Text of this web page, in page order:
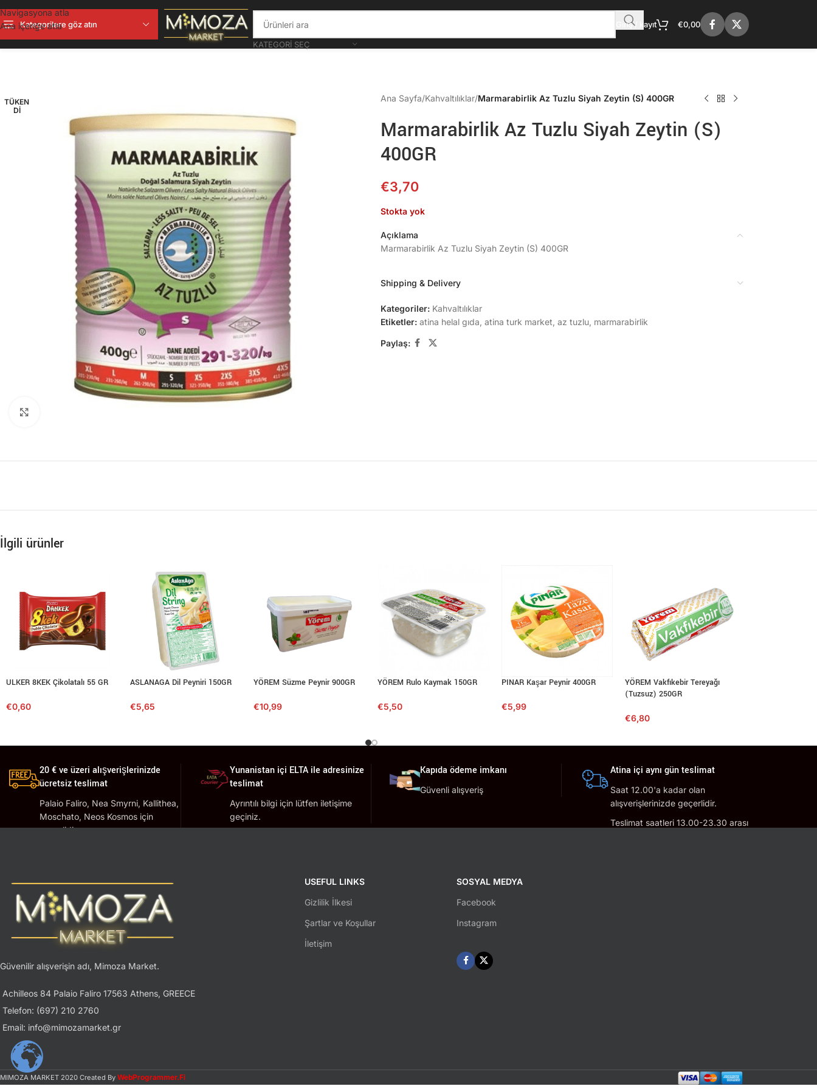
Navigasyona atla
Ana içeriğe atla
Kategorilere göz atın
KATEGORI SEÇ
Giriş / kayıt €0,00
TÜKEN
DI
Ana Sayfa/Kahvaltılıklar/Marmarabirlik Az Tuzlu Siyah Zeytin (S) 400GR
Marmarabirlik Az Tuzlu Siyah Zeytin (S)
400GR
€3,70
Stokta yok
Açıklama
Marmarabirlik Az Tuzlu Siyah Zeytin (S) 400GR
Shipping & Delivery
Kategoriler: Kahvaltılıklar
Etiketler: atina helal gıda atina turk market az tuzlu, marmarabirlik
Paylaş:
İlgili ürünler
ULKER 8KEK Çikolatalı 55 GR
€0,60
ASLANAGA Dil Peyniri 150GR
€5,65
YÖREM Süzme Peynir 900GR
€10,99
YÖREM Rulo Kaymak 150GR
€5,50
PINAR Kaşar Peynir 400GR
€5,99
YÖREM Vakfıkebir Tereyağı
(Tuzsuz) 250GR
€6,80
20 € ve üzeri alışverişlerinizde
ücretsiz teslimat
Palaio Faliro, Nea Smyrni, Kallithea,
Moschato, Neos Kosmos için
geçerlidir.
Yunanistan içi ELTA ile adresinize
teslimat
Ayrıntılı bilgi için lütfen iletişime
geçiniz.
Kapıda ödeme imkanı
Güvenli alışveriş
Atina içi aynı gün teslimat
Saat 12.00'a kadar olan
alışverişlerinizde geçerlidir.
Teslimat saatleri 13.00-23.30 arası
Güvenilir alışverişin adı, Mimoza Market.
Achilleos 84 Palaio Faliro 17563 Athens, GREECE
Telefon: (697) 210 2760
Email: info@mimozamarket.gr
USEFUL LINKS
Gizlilik İlkesi
Şartlar ve Koşullar
İletişim
SOSYAL MEDYA
Facebook
Instagram
MIMOZA MARKET 2020 Created By WebProgrammer.Fi